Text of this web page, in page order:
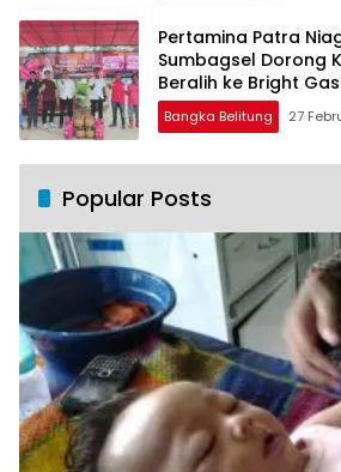
Pertamina Patra
Sumbagsel Dorong
Beralih ke Bright
Trade In di Belitung
Bangka Belitung 27
Popular Posts